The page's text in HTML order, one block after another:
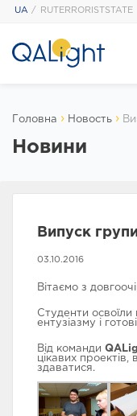
UA RUTERRORISTSTATE
Головна › Новость ›
Новини
Випуск
03.10.2016
Вітаємо з
Студенти освоїли
ентузіазму і
Від команди
цікавих проектів,
здаватися.
Foundation
Сертифікати
Курси
ТЕСТУВАННЯ